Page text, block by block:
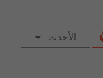
الأحدث